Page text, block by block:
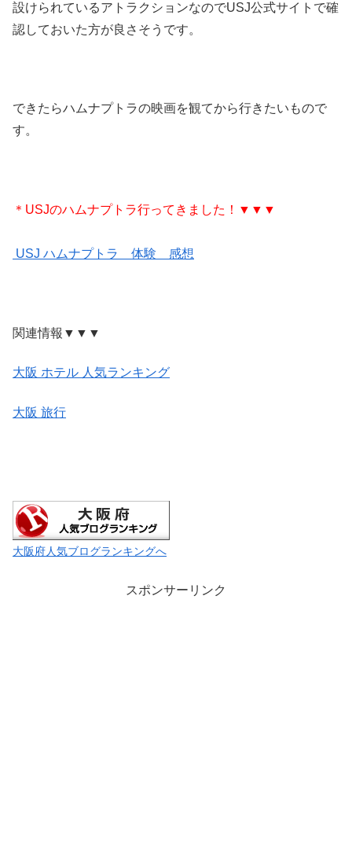
設けられているアトラクションなのでUSJ公式サイトで確
認しておいた方が良さそうです。
できたらハムナプトラの映画を観てから行きたいもので
す。
＊USJのハムナプトラ行ってきました！▼▼▼
USJ ハムナプトラ 体験 感想
関連情報▼▼▼
大阪 ホテル 人気ランキング
大阪 旅行
大阪府人気ブログランキングへ
スポンサーリンク